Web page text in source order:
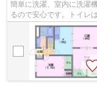
簡単に洗濯、室内に洗濯
るので安心です。トイレ
ャワースペースも完備さ